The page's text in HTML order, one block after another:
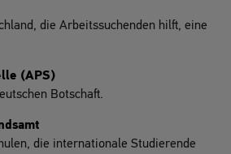
die Arbeitssuchenden hilft, eine
(APS)
Botschaft.
die internationale Studierende